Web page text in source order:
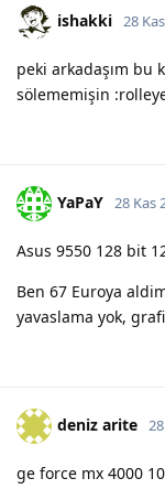
ishakki 28
peki arkadaşım bu
sölememişin
YaPaY 28 Kas
Asus 9550 128 bit
Ben 67 Euroya
yavaslama yok,
deniz arite
ge force mx 4000